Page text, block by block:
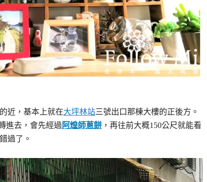
近，基本上就在大坪林站三號出口那棟大樓的正後方。
進去，會先經過 阿煌師蔥餅 ，再往前大概150公尺就能看
過了。